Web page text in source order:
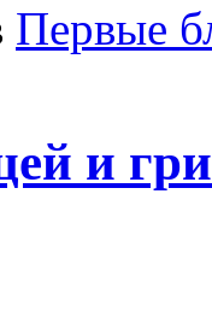
Первые
и